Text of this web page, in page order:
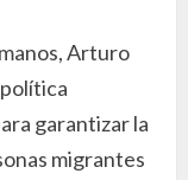
Arturo
garantizar la
migrantes